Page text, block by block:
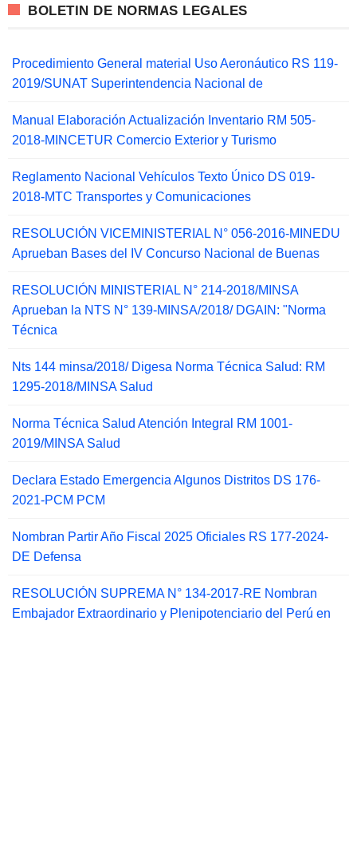
BOLETIN DE NORMAS LEGALES
Procedimiento General material Uso Aeronáutico RS 119-
2019/SUNAT Superintendencia Nacional de
Manual Elaboración Actualización Inventario RM 505-
2018-MINCETUR Comercio Exterior y Turismo
Reglamento Nacional Vehículos Texto Único DS 019-
2018-MTC Transportes y Comunicaciones
RESOLUCIÓN VICEMINISTERIAL N° 056-2016-MINEDU
Aprueban Bases del IV Concurso Nacional de Buenas
RESOLUCIÓN MINISTERIAL N° 214-2018/MINSA
Aprueban la NTS N° 139-MINSA/2018/ DGAIN: "Norma
Técnica
Nts 144 minsa/2018/ Digesa Norma Técnica Salud: RM
1295-2018/MINSA Salud
Norma Técnica Salud Atención Integral RM 1001-
2019/MINSA Salud
Declara Estado Emergencia Algunos Distritos DS 176-
2021-PCM PCM
Nombran Partir Año Fiscal 2025 Oficiales RS 177-2024-
DE Defensa
RESOLUCIÓN SUPREMA N° 134-2017-RE Nombran
Embajador Extraordinario y Plenipotenciario del Perú en